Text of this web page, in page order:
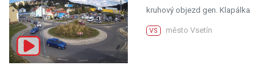
kruhový objezd gen. Klapálka
VS město Vsetín